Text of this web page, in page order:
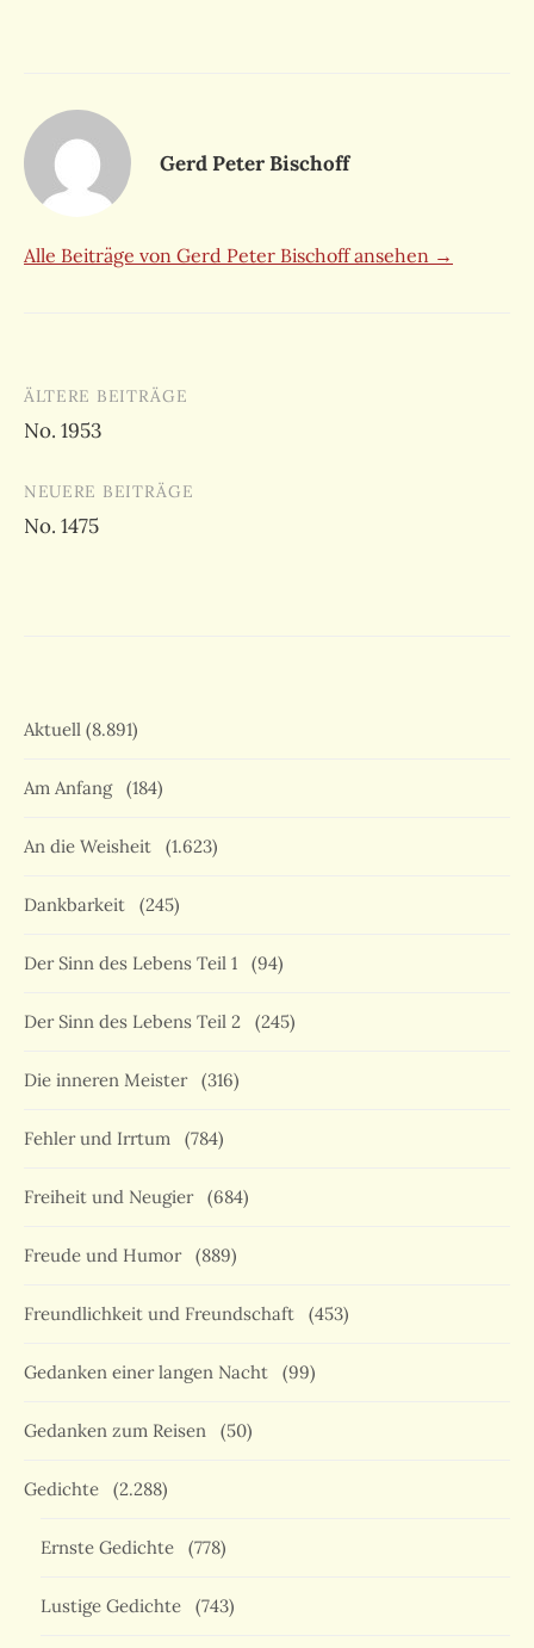
Gerd Peter Bischoff
Alle Beiträge von Gerd Peter Bischoff ansehen →
Beitragsnavigation
ÄLTERE BEITRÄGE
No. 1953
NEUERE BEITRÄGE
No. 1475
Aktuell (8.891)
Am Anfang (184)
An die Weisheit (1.623)
Dankbarkeit (245)
Der Sinn des Lebens Teil 1 (94)
Der Sinn des Lebens Teil 2 (245)
Die inneren Meister (316)
Fehler und Irrtum (784)
Freiheit und Neugier (684)
Freude und Humor (889)
Freundlichkeit und Freundschaft (453)
Gedanken einer langen Nacht (99)
Gedanken zum Reisen (50)
Gedichte (2.288)
Ernste Gedichte (778)
Lustige Gedichte (743)